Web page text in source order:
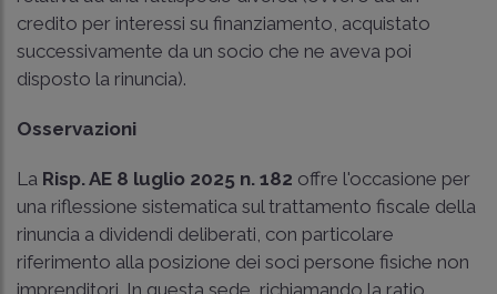
credito per interessi su finanziamento, acquistato
successivamente da un socio che ne aveva poi
disposto la rinuncia).
Osservazioni
La Risp. AE 8 luglio 2025 n. 182 offre l'occasione per
una riflessione sistematica sul trattamento fiscale della
rinuncia a dividendi deliberati, con particolare
riferimento alla posizione dei soci persone fisiche non
imprenditori. In questa sede, richiamando la ratio